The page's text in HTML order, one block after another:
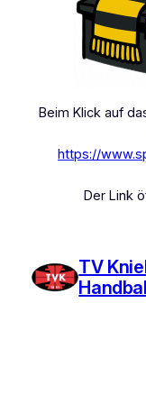
Beim Klick auf
https://
Der Link
TV